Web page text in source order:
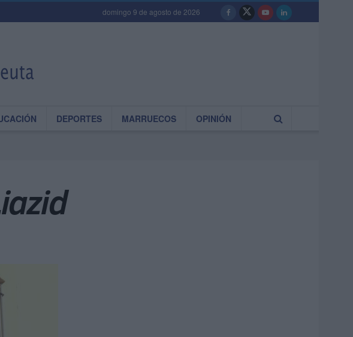
domingo 9 de agosto de 2026
DEPORTES MARRUECOS OPINIÓN